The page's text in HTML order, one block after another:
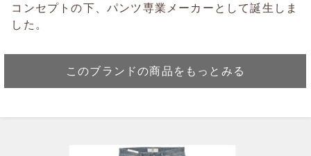
コンセプトの下、パンツ専業メーカーとして誕生しま
した。
このブランドの商品をもっとみる